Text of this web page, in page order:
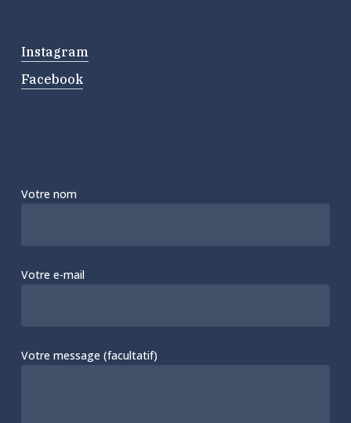
Instagram
Facebook
Votre nom
Votre e-mail
Votre message (facultatif)